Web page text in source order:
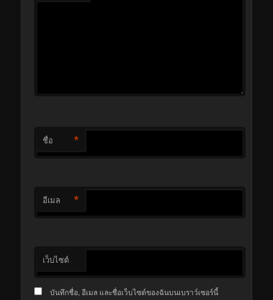
ชื่อ *
อีเมล *
เว็บไซต์
บันทึกชื่อ, อีเมล และชื่อเว็บไซต์ของฉันบนเบราว์เซอร์นี้